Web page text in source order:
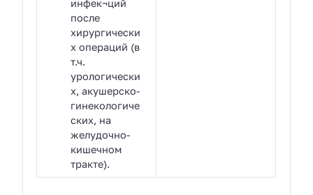
инфек¬ций
после
хирургически
х операций (в
т.ч.
урологически
х, акушерско-
гинекологиче
ских, на
желудочно-
кишечном
тракте).